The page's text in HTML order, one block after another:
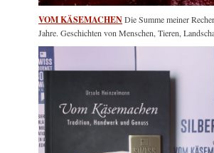
VOM KÄSEMACHENDie Summe meiner
Jahre. Geschichten von Menschen, Tieren,